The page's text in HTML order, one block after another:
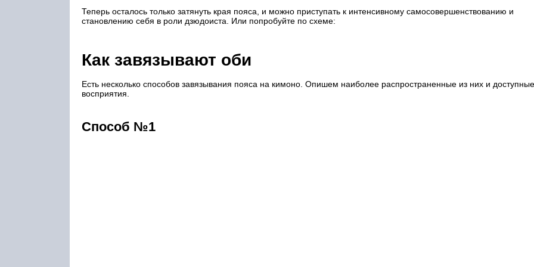
Теперь осталось только затянуть края пояса, и можно приступать к интенсивному самосовершенствованию и
становлению себя в роли дзюдоиста. Или попробуйте по схеме:
Как завязывают оби
Есть несколько способов завязывания пояса на кимоно. Опишем наиболее распространенные из них и
восприятия.
Способ №1